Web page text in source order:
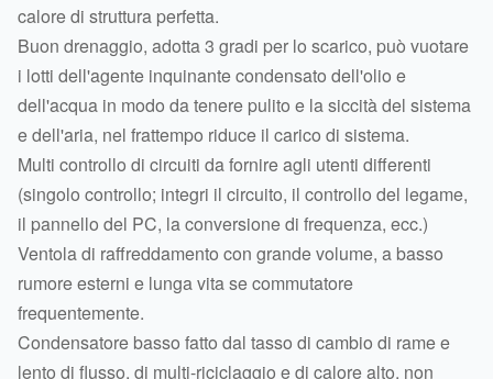
calore di struttura perfetta.
Buon drenaggio, adotta 3 gradi per lo scarico, può vuotare
i lotti dell'agente inquinante condensato dell'olio e
dell'acqua in modo da tenere pulito e la siccità del sistema
e dell'aria, nel frattempo riduce il carico di sistema.
Multi controllo di circuiti da fornire agli utenti differenti
(singolo controllo; integri il circuito, il controllo del legame,
il pannello del PC, la conversione di frequenza, ecc.)
Ventola di raffreddamento con grande volume, a basso
rumore esterni e lunga vita se commutatore
frequentemente.
Condensatore basso fatto dal tasso di cambio di rame e
lento di flusso, di multi-riciclaggio e di calore alto. non